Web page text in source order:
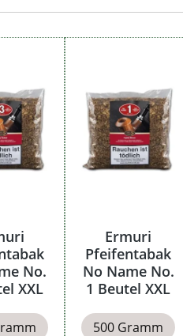
No.
XXL
Ermuri
Pfeifentabak
No Name No.
1 Beutel XXL
500 Gramm